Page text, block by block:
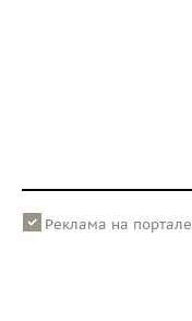
Реклама на портале